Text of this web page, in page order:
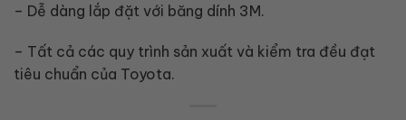
– Dễ dàng lắp đặt với băng dính 3M.
– Tất cả các quy trình sản xuất và kiểm tra đều đạt
tiêu chuẩn của Toyota.